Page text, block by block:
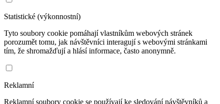
Statistické (výkonnostní)
Tyto soubory cookie pomáhají vlastníkům webových stránek
porozumět tomu, jak návštěvníci interagují s webovými stránkami
tím, že shromažďují a hlásí informace, často anonymně.
Reklamní
Reklamní soubory cookie se používají ke sledování návštěvníků a